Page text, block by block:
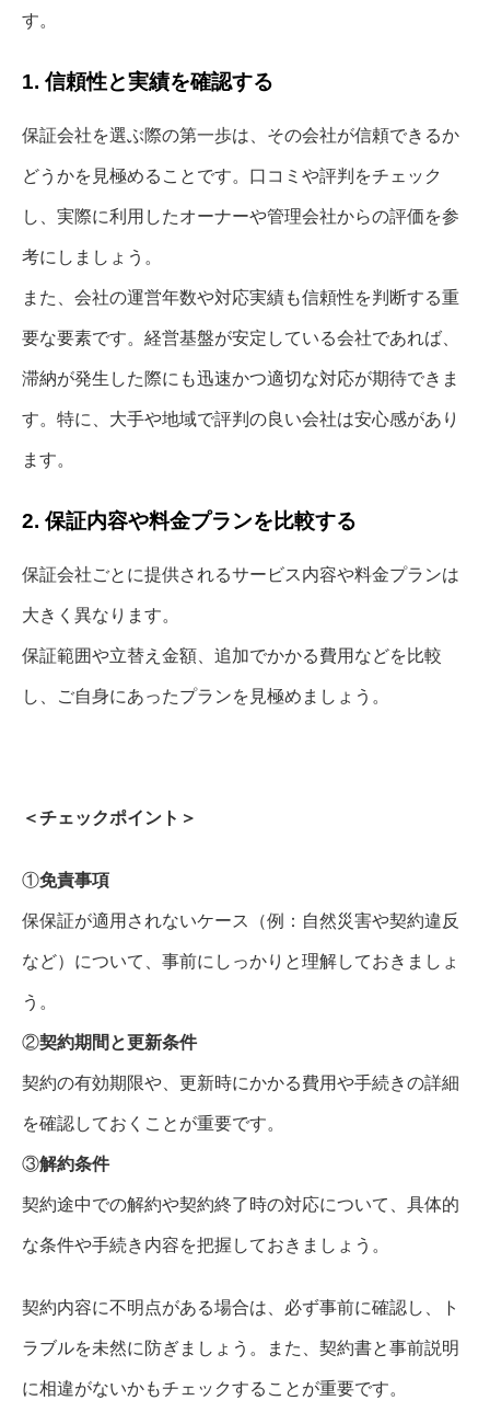
す。
1. 信頼性と実績を確認する
保証会社を選ぶ際の第一歩は、その会社が信頼できるか
どうかを見極めることです。口コミや評判をチェック
し、実際に利用したオーナーや管理会社からの評価を参
考にしましょう。
また、会社の運営年数や対応実績も信頼性を判断する重
要な要素です。経営基盤が安定している会社であれば、
滞納が発生した際にも迅速かつ適切な対応が期待できま
す。特に、大手や地域で評判の良い会社は安心感があり
ます。
2. 保証内容や料金プランを比較する
保証会社ごとに提供されるサービス内容や料金プランは
大きく異なります。
保証範囲や立替え金額、追加でかかる費用などを比較
し、ご自身にあったプランを見極めましょう。
＜チェックポイント＞
①免責事項
保保証が適用されないケース（例：自然災害や契約違反
など）について、事前にしっかりと理解しておきましょ
う。
②契約期間と更新条件
契約の有効期限や、更新時にかかる費用や手続きの詳細
を確認しておくことが重要です。
③解約条件
契約途中での解約や契約終了時の対応について、具体的
な条件や手続き内容を把握しておきましょう。
契約内容に不明点がある場合は、必ず事前に確認し、ト
ラブルを未然に防ぎましょう。また、契約書と事前説明
に相違がないかもチェックすることが重要です。